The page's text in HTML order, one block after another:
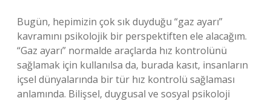
Bugün, hepimizin çok sık duyduğu “gaz ayarı”
kavramını psikolojik bir perspektiften ele alacağım.
“Gaz ayarı” normalde araçlarda hız kontrolünü
sağlamak için kullanılsa da, burada kasıt, insanların
içsel dünyalarında bir tür hız kontrolü sağlaması
anlamında. Bilişsel, duygusal ve sosyal psikoloji